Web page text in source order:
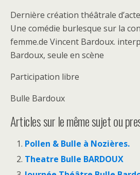
Dernière création théâtrale
Une comédie burlesque sur la
femme.de Vincent Bardoux.
Bardoux, seule en scène
Participation libre
Bulle Bardoux
Articles sur le même sujet ou
Pollen & Bulle à Nozières.
Theatre Bulle BARDOUX